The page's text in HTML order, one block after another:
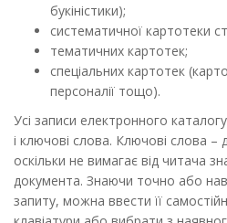
букіністики);
систематичної картотеки
тематичних картотек;
спеціальних картотек
персоналії тощо).
Усі записи електронного
і ключові слова. Ключові слова
оскільки не вимагає від читача
документа. Знаючи точно або
запиту, можна ввести її